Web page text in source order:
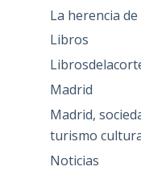
La herencia
Libros
Madrid
Madrid,
turismo
Noticias